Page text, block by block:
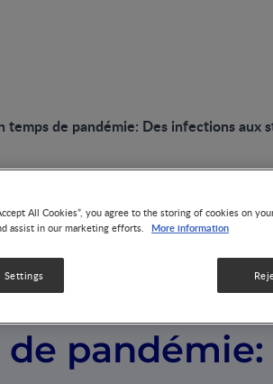
temps de pandémie: Des infections aux
pédiatriques
pandémie:
All Cookies”, you agree to the storing of cookies on
assist in our marketing efforts.
More information
Settings